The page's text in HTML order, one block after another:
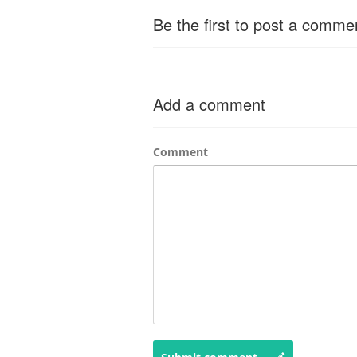
Be the first to post a
Add a comment
Comment